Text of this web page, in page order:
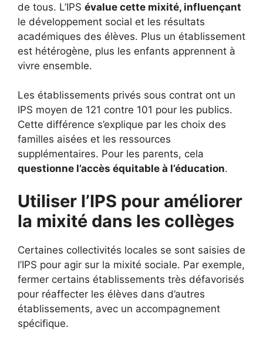
de tous. L’IPS évalue cette mixité, influençant
le développement social et les résultats
académiques des élèves. Plus un établissement
est hétérogène, plus les enfants apprennent à
vivre ensemble.
Les établissements privés sous contrat ont un
IPS moyen de 121 contre 101 pour les publics.
Cette différence s’explique par les choix des
familles aisées et les ressources
supplémentaires. Pour les parents, cela
questionne l’accès équitable à l’éducation.
Utiliser l’IPS pour améliorer
la mixité dans les collèges
Certaines collectivités locales se sont saisies de
l’IPS pour agir sur la mixité sociale. Par exemple,
fermer certains établissements très défavorisés
pour réaffecter les élèves dans d’autres
établissements, avec un accompagnement
spécifique.